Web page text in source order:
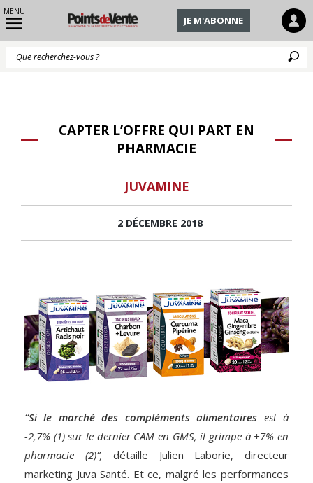
MENU
JE M'ABONNE
CAPTER L’OFFRE QUI PART EN
PHARMACIE
JUVAMINE
2 DÉCEMBRE 2018
“Si le marché des compléments alimentaires est à
-2,7% (1) sur le dernier CAM en GMS, il grimpe à +7% en
pharmacie (2)”,détaille Julien Laborie, directeur
marketing Juva Santé. Et ce, malgré les performances